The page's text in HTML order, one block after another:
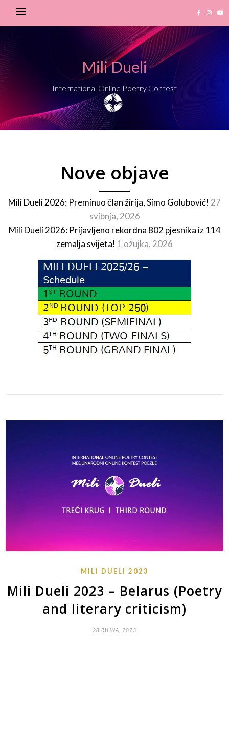
Mili Dueli
International Online Poetry Contest
Nove objave
Mili Dueli 2026: Preminuo član žirija, Simo Golubović! 27
svibnja, 2026
Mili Dueli 2026: Prijavljeno rekordna 802 pjesnika iz 114
zemalja svijeta! 1 ožujka, 2026
MILI DUELI 2023
Mili Dueli 2023 – Belarus (Poetry
and literary criticism)
28 RUJNA, 2023